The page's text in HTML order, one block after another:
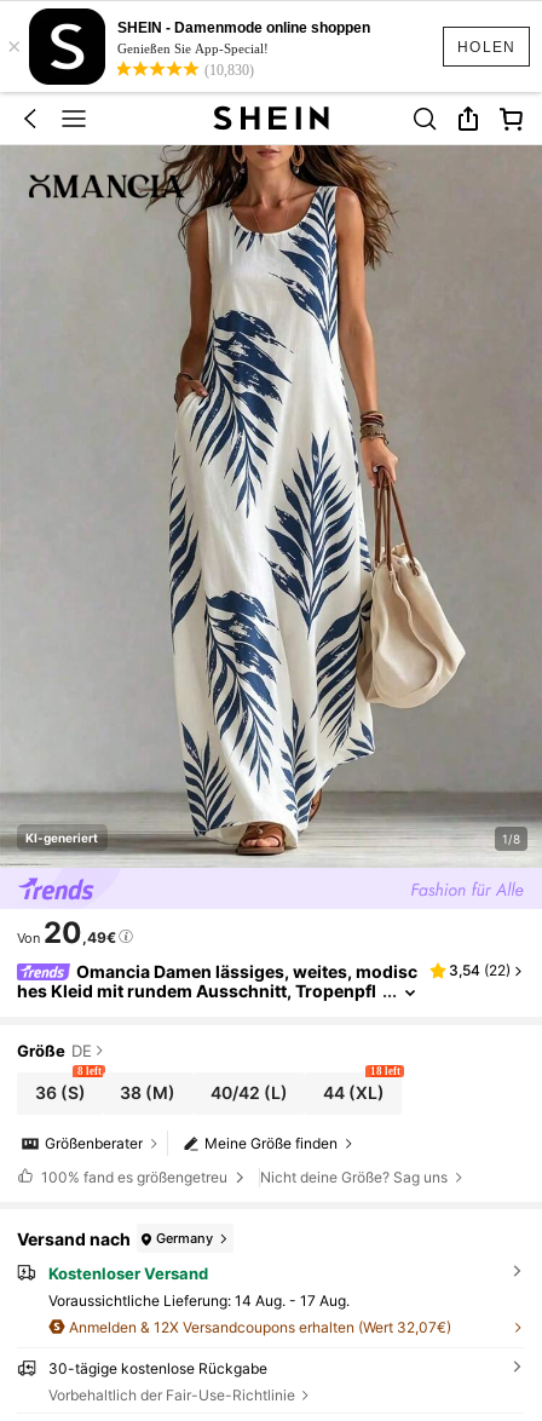
HOLEN
×
SHEIN - Damenmode online shoppen
Genießen Sie App-Special!
(10,830)
KI-generiert 1/8
Von 20,49€
Omancia Damen lässiges, weites, modisc
hes Kleid mit rundem Ausschnitt, Tropenpfl
uch
3,54 (22)
Größe DE
36(S)
8 left
38 (M) 40/42 (L) 44(XL)
18 left
Meine Größe finden
Größenberater
100% fand es größengetreu Nicht deine Größe? Sag uns
Versand nach Germany
Kostenloser Versand
Voraussichtliche Lieferung: 14 Aug. - 17 Aug.
Anmelden & 12X Versandcoupons erhalten (Wert 32,07€)
30-tägige kostenlose Rückgabe
Vorbehaltlich der Fair-Use-Richtlinie